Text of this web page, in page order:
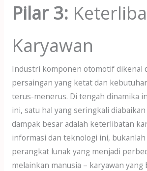
Pilar 3:
Karyawan
Industri komponen otomotif dikenal
persaingan yang ketat dan
terus-menerus. Di tengah dinamika
ini, satu hal yang seringkali
dampak besar adalah keterlibatan
informasi dan teknologi ini, bukanlah
perangkat lunak yang menjadi
melainkan manusia – karyawan yang